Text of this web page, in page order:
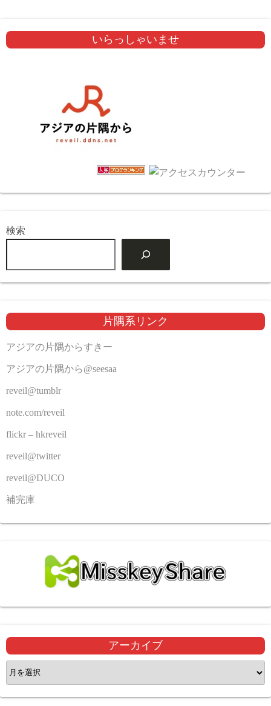
いらっしゃいませ
検索
片隅系リンク
アジアの片隅からすきー
アジアの片隅から@seesaa
reveil@tumblr
note.com/reveil
flickr – hkreveil
reveil@twitter
reveil@DUCO
補完庫
アーカイブ
ア
ー
カ